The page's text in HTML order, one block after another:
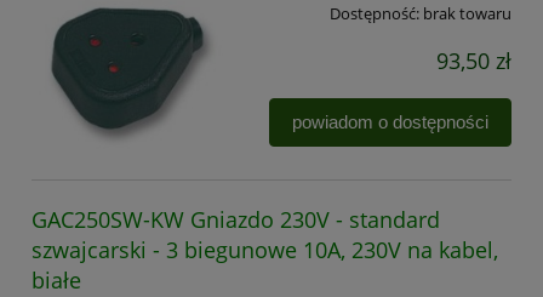
Dostępność: brak towaru
93,50 zł
powiadom o dostępności
GAC250SW-KW Gniazdo 230V - standard
szwajcarski - 3 biegunowe 10A, 230V na kabel,
białe